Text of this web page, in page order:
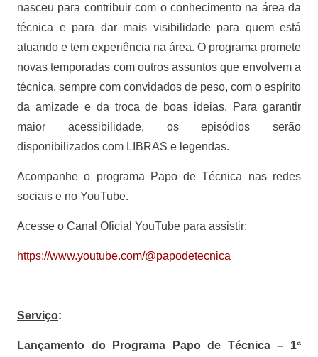
nasceu para contribuir com o conhecimento na área da
técnica e para dar mais visibilidade para quem está
atuando e tem experiência na área. O programa promete
novas temporadas com outros assuntos que envolvem a
técnica, sempre com convidados de peso, com o espírito
da amizade e da troca de boas ideias. Para garantir
maior acessibilidade, os episódios serão
disponibilizados com LIBRAS e legendas.
Acompanhe o programa Papo de Técnica nas redes
sociais e no YouTube.
Acesse o Canal Oficial YouTube para assistir:
https://www.youtube.com/@papodetecnica
Serviço:
Lançamento do Programa Papo de Técnica – 1ª